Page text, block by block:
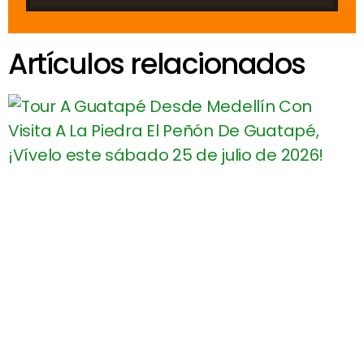
Artículos relacionados